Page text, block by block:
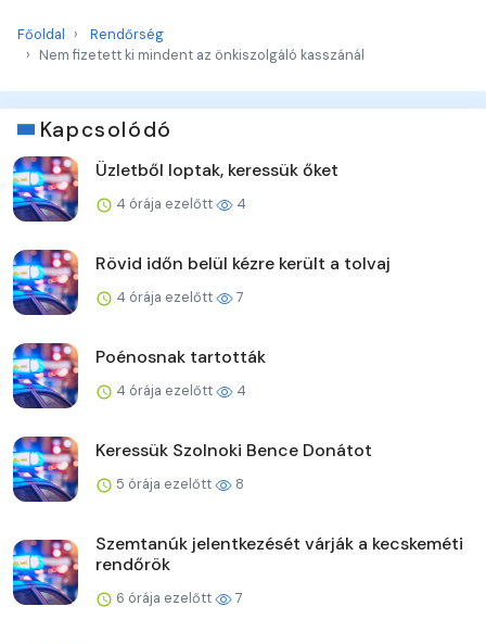
Főoldal
Rendőrség
Nem fizetett ki mindent az önkiszolgáló kasszánál
Kapcsolódó
Üzletből loptak, keressük őket
4 órája ezelőtt 4
Rövid időn belül kézre került a tolvaj
4 órája ezelőtt 7
Poénosnak tartották
4 órája ezelőtt 4
Keressük Szolnoki Bence Donátot
5 órája ezelőtt 8
Szemtanúk jelentkezését várják a kecskeméti
rendőrök
6 órája ezelőtt 7